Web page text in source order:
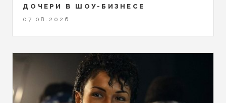
ДОЧЕРИ В ШОУ-БИЗНЕСЕ
07.08.2026